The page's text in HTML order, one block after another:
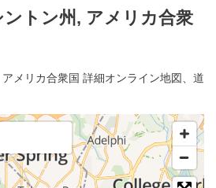
トン州, アメリカ合衆
メリカ合衆国 詳細オンライン地図、道